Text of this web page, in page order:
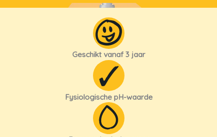
ALOË VERA DOUCHEGEL
Geschikt vanaf 3 jaar
Fysiologische pH-waarde